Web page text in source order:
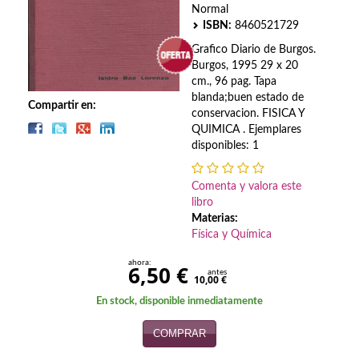
Cómic
Cuentos y relatos
Compartir en:
Normal
ISBN: 8460521729
Grafico Diario de Burgos.
Burgos, 1995 29 x 20
cm., 96 pag. Tapa
blanda;buen estado de
conservacion. FISICA Y
QUIMICA . Ejemplares
disponibles: 1
Comenta y valora este
libro
Materias:
Física y Química
ahora:
6,50 € antes
10,00 €
En stock, disponible inmediatamente
COMPRAR